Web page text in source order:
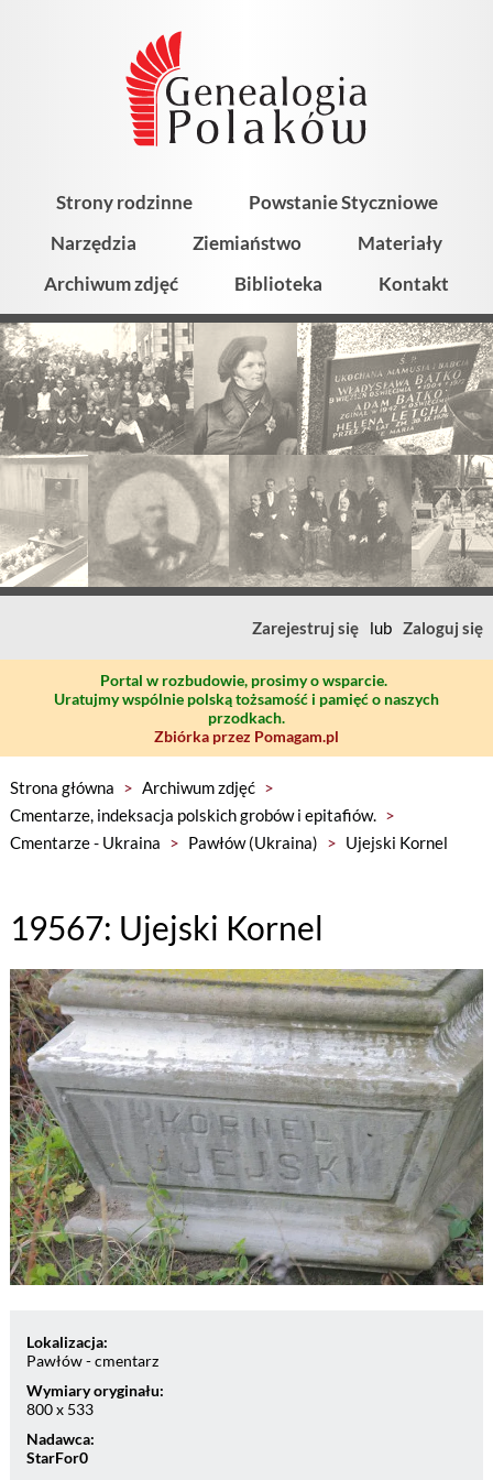
Strony rodzinne
Powstanie Styczniowe
Narzędzia
Ziemiaństwo
Materiały
Archiwum zdjęć
Biblioteka Kontakt
Zarejestruj się lub Zaloguj się
Portal w rozbudowie, prosimy o wsparcie.
Uratujmy wspólnie polską tożsamość i pamięć o naszych
przodkach.
Zbiórka przez Pomagam.pl
Strona główna > Archiwum zdjęć >
Cmentarze, indeksacja polskich grobów i epitafiów. >
Cmentarze - Ukraina > Pawłów (Ukraina) > Ujejski Kornel
19567: Ujejski Kornel
Lokalizacja:
Pawłów - cmentarz
Wymiary oryginału:
800 x 533
Nadawca:
StarFor0